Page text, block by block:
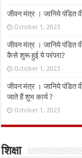
जीवन मंत्र । जानिये पंडित
October 1, 2023
जीवन मंत्र । जानिये पंडित
कैसे शुरू हुई ये परंपरा?
October 1, 2023
जीवन मंत्र । जानिये पंडित
जाते हैं शुभ कार्य ?
October 1, 2023
शिक्षा